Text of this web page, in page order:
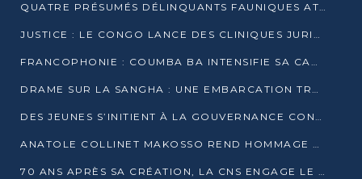
QUATRE PRÉSUMÉS DÉLINQUANTS FAUNIQUES ATTENDUS DEVANT LA JUSTICE POUR TRAFIC D’IVOIRE
JUSTICE : LE CONGO LANCE DES CLINIQUES JURIDIQUES POUR RAPPROCHER LE DROIT DES CITOYENS
FRANCOPHONIE : COUMBA BA INTENSIFIE SA CAMPAGNE POUR LA SUCCESSION À LA TÊTE DE L’OIF
DRAME SUR LA SANGHA : UNE EMBARCATION TRANSPORTANT DES FIDÈLES DE « NZAMBÉ YA L’HUILE » FAIT NAUFRAGE À OUESSO
DES JEUNES S’INITIENT À LA GOUVERNANCE CONTINENTALE À BRAZZAVILLE
ANATOLE COLLINET MAKOSSO REND HOMMAGE À JEAN-PAUL PIGASSE
70 ANS APRÈS SA CRÉATION, LA CNS ENGAGE LE VIRAGE DE LA DIGITALISATION